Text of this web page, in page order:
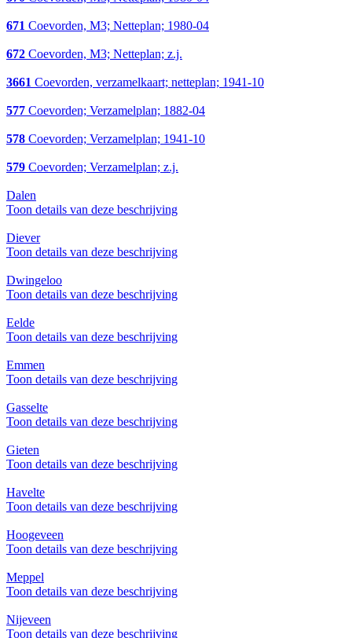
671 Coevorden, M3; Netteplan; 1980-04
672 Coevorden, M3; Netteplan; z.j.
3661 Coevorden, verzamelkaart; netteplan; 1941-10
577 Coevorden; Verzamelplan; 1882-04
578 Coevorden; Verzamelplan; 1941-10
579 Coevorden; Verzamelplan; z.j.
Dalen
Toon details van deze beschrijving
Diever
Toon details van deze beschrijving
Dwingeloo
Toon details van deze beschrijving
Eelde
Toon details van deze beschrijving
Emmen
Toon details van deze beschrijving
Gasselte
Toon details van deze beschrijving
Gieten
Toon details van deze beschrijving
Havelte
Toon details van deze beschrijving
Hoogeveen
Toon details van deze beschrijving
Meppel
Toon details van deze beschrijving
Nijeveen
Toon details van deze beschrijving